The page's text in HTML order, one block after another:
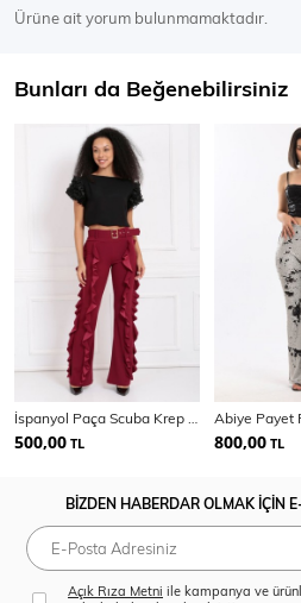
Ürüne ait yorum bulunmamaktadır.
Bunları da Beğenebilirsiniz
500,00 TL 800,00 TL
BİZDEN HABERDAR OLMAK İÇİN
Açık Rıza Metni ile kampanya ve